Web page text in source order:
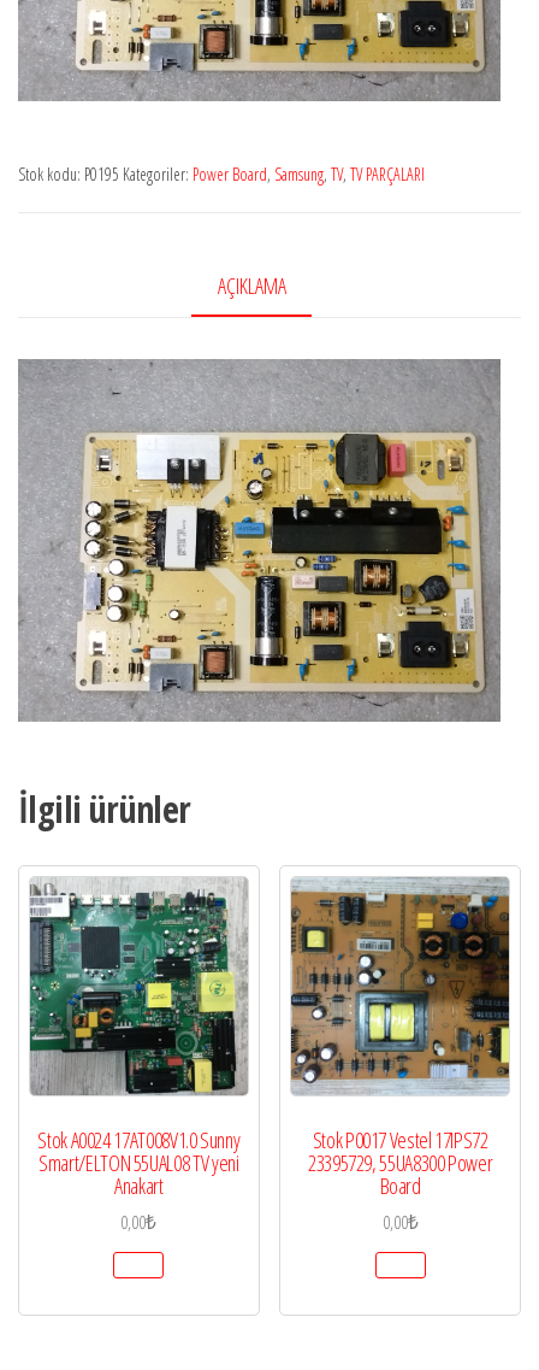
Stok kodu: P0195 Kategoriler: Power Board, Samsung, TV, TV PARÇALARI
AÇIKLAMA
İlgili ürünler
Stok A0024 17AT008V1.0 Sunny
Smart/ELTON 55UAL08 TV yeni
Anakart
0,00₺
Stok P0017 Vestel 17IPS72
23395729, 55UA8300 Power
Board
0,00₺